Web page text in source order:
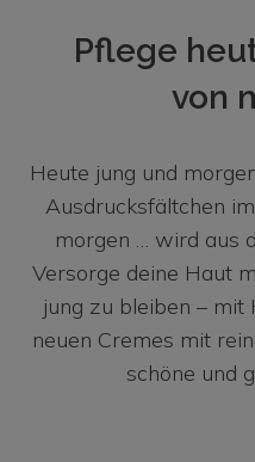
Pflege
von
Heute jung und
Ausdrucksfältchen
morgen … wird aus
Versorge deine Haut
jung zu bleiben – mit
neuen Cremes mit
schöne und